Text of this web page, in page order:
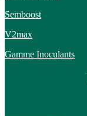
Semboost
V2max
Gamme Inoculants